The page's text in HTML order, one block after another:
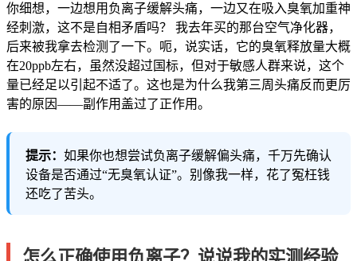
你细想，一边想用负离子缓解头痛，一边又在吸入臭氧加重神
经刺激，这不是自相矛盾吗？ 我去年买的那台空气净化器，
后来被我拿去检测了一下。呃，说实话，它的臭氧释放量大概
在20ppb左右，虽然没超过国标，但对于敏感人群来说，这个
量已经足以引起不适了。这也是为什么我第三周头痛反而更厉
害的原因——副作用盖过了正作用。
提示： 如果你也想尝试负离子缓解偏头痛，千万先确认
设备是否通过“无臭氧认证”。别像我一样，花了冤枉钱
还吃了苦头。